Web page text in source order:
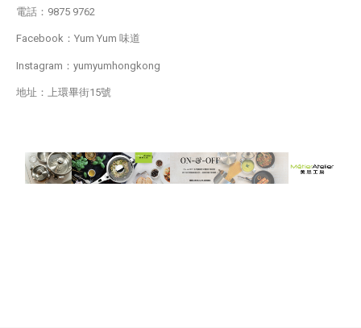
電話：9875 9762
Facebook：Yum Yum 味道
Instagram：yumyumhongkong
地址：上環畢街15號